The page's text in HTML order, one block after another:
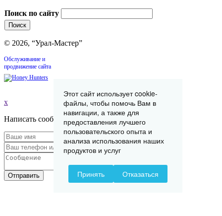
Поиск по сайту
© 2026, “Урал-Мастер”
Обслуживание и
продвижение сайта
x
Написать сообщение
Отправить
Этот сайт использует cookie-
файлы, чтобы помочь Вам в
навигации, а также для
предоставления лучшего
пользовательского опыта и
анализа использования наших
продуктов и услуг
Принять Отказаться